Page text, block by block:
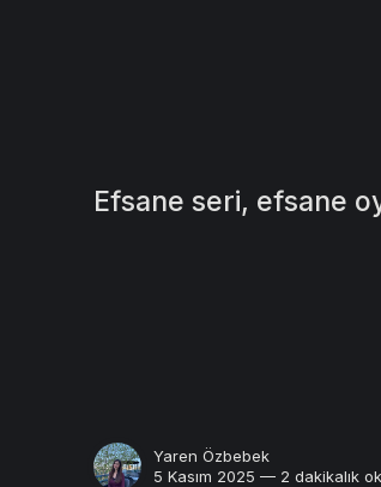
Efsane seri, efsane
Yaren Özbebek
5 Kasım 2025 — 2 dakikalık